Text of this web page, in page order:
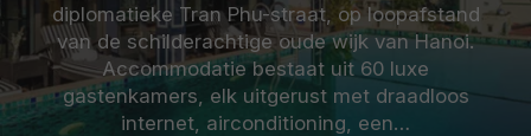
diplomatieke Tran Phu-straat, op loopafstand
van de schilderachtige oude wijk van Hanoi.
Accommodatie bestaat uit 60 luxe
gastenkamers, elk uitgerust met draadloos
internet, airconditioning, een…